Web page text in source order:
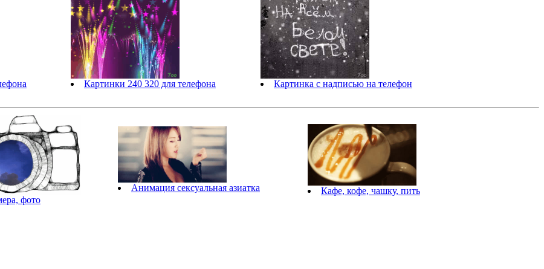
Картинки 240 320 для телефона
Картинка с надписью на телефон
фото
Анимация сексуальная азиатка Кафе, кофе, чашку, пить